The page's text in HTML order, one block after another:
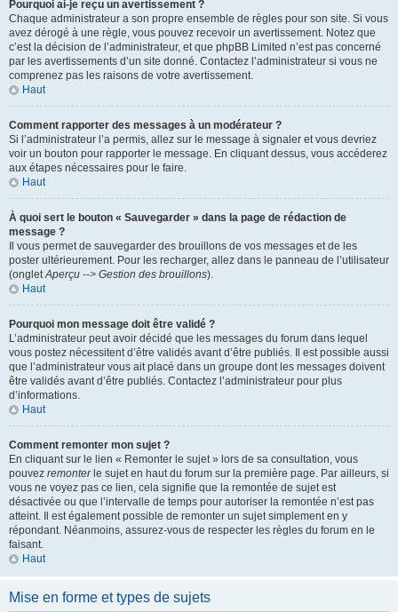
Pourquoi ai-je reçu un avertissement ?
Chaque administrateur a son propre ensemble de règles pour son site. Si vous
avez dérogé à une règle, vous pouvez recevoir un avertissement. Notez que
c’est la décision de l’administrateur, et que phpBB Limited n’est pas concerné
par les avertissements d’un site donné. Contactez l’administrateur si vous ne
comprenez pas les raisons de votre avertissement.
Haut
Comment rapporter des messages à un modérateur ?
Si l’administrateur l’a permis, allez sur le message à signaler et vous devriez
voir un bouton pour rapporter le message. En cliquant dessus, vous accéderez
aux étapes nécessaires pour le faire.
Haut
À quoi sert le bouton « Sauvegarder » dans la page de rédaction de
message ?
Il vous permet de sauvegarder des brouillons de vos messages et de les
poster ultérieurement. Pour les recharger, allez dans le panneau de l’utilisateur
(ongletAperçu --> Gestion des brouillons).
Haut
Pourquoi mon message doit être validé ?
L’administrateur peut avoir décidé que les messages du forum dans lequel
vous postez nécessitent d’être validés avant d’être publiés. Il est possible aussi
que l’administrateur vous ait placé dans un groupe dont les messages doivent
être validés avant d’être publiés. Contactez l’administrateur pour plus
d’informations.
Haut
Comment remonter mon sujet ?
En cliquant sur le lien « Remonter le sujet » lors de sa consultation, vous
pouvez remonterle sujet en haut du forum sur la première page. Par ailleurs, si
vous ne voyez pas ce lien, cela signifie que la remontée de sujet est
désactivée ou que l’intervalle de temps pour autoriser la remontée n’est pas
atteint. Il est également possible de remonter un sujet simplement en y
répondant. Néanmoins, assurez-vous de respecter les règles du forum en le
faisant.
Haut
Mise en forme et types de sujets